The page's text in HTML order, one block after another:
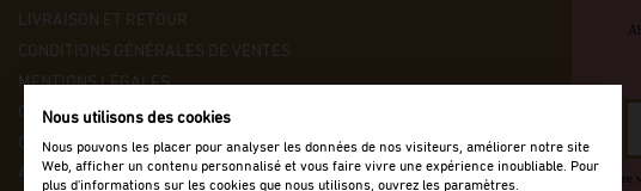
LIVRAISON ET RETOUR
CONDITIONS GÉNÉRALES DE VENTES
MENTIONS LÉGALES
OÙ NOUS TROUVER ?
CONTACTEZ-NOUS
ACCÈS B2B
*Offre
Nous utilisons des cookies
Nous pouvons les placer pour analyser les données de nos visiteurs, améliorer notre site
Web, afficher un contenu personnalisé et vous faire vivre une expérience inoubliable. Pour
plus d'informations sur les cookies que nous utilisons, ouvrez les paramètres.